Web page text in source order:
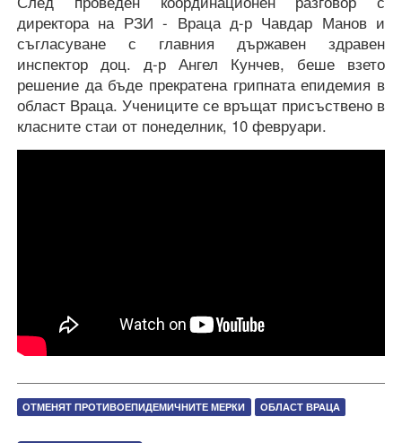
директора на РЗИ - Враца д-р Чавдар Манов и
съгласуване с главния държавен здравен
инспектор доц. д-р Ангел Кунчев, беше взето
решение да бъде прекратена грипната епидемия в
област Враца. Учениците се връщат присъствено в
класните стаи от понеделник, 10 февруари.
ОТМЕНЯТ ПРОТИВОЕПИДЕМИЧНИТЕ МЕРКИ ОБЛАСТ ВРАЦА